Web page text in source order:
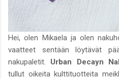
Hei, olen Mikaela ja olen
vaatteet sentään löytävät
nakupaletit. Urban Decayn
tullut oikeita kulttituotteita